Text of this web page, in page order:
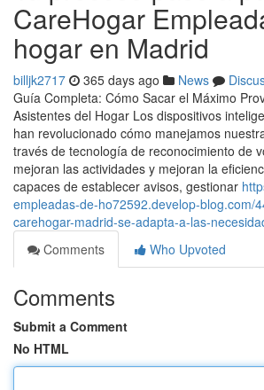
CareHogar
hogar en Madrid
billjk2717 365 days ago News
Guía Completa: Cómo Sacar el Máximo
Asistentes del Hogar Los dispositivos
han revolucionado cómo manejamos
través de tecnología de reconocimiento de
mejoran las actividades y mejoran la
capaces de establecer avisos, gestionar
empleadas-de-ho72592.develop-blog.com/
carehogar-madrid-se-adapta-a-las-
Comments
Who Upvoted
Comments
Submit a Comment
No HTML